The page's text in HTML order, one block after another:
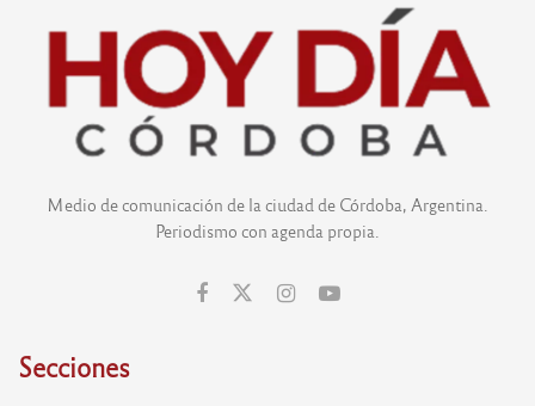
Medio de comunicación de la ciudad de Córdoba, Argentina.
Periodismo con agenda propia.
Secciones